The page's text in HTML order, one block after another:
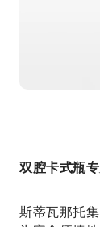
双腔卡式瓶
斯蒂瓦那托